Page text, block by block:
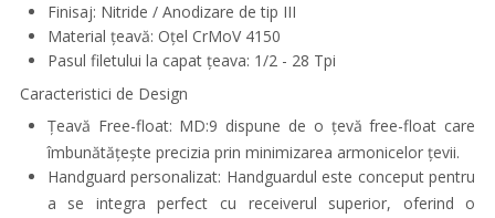
Finisaj: Nitride / Anodizare de tip III
Material țeavă: Oțel CrMoV 4150
Pasul filetului la capat țeava: 1/2 - 28 Tpi
Caracteristici de Design
Țeavă Free-float: MD:9 dispune de o țevăfree-float care
îmbunătățește precizia prin minimizarea armonicelor țevii.
Handguard personalizat: Handguardul este conceput pentru
a se integra perfect cu receiverul superior, oferind o